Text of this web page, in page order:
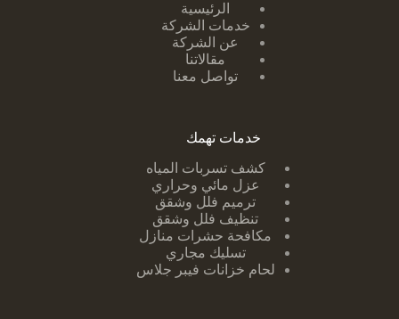
الرئيسية
خدمات الشركة
عن الشركة
مقالاتنا
تواصل معنا
خدمات تهمك
كشف تسربات ا لمياه
عزل مائي وحراري
ترميم فلل وشقق
تنظيف فلل وشقق
مكافحة حشرات منازل
تسليك مجاري
لحام خزانات فيبر جلاس